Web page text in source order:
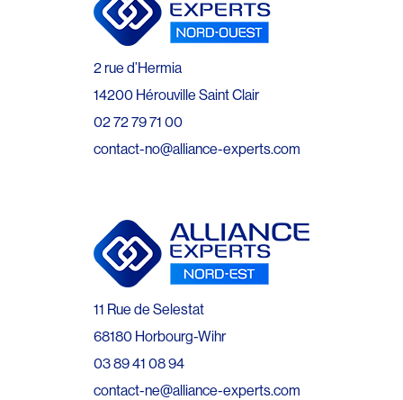
2 rue d’Hermia
14200 Hérouville Saint Clair
02 72 79 71 00
contact-no@alliance-experts.com
11 Rue de Selestat
68180 Horbourg-Wihr
03 89 41 08 94
contact-ne@alliance-experts.com